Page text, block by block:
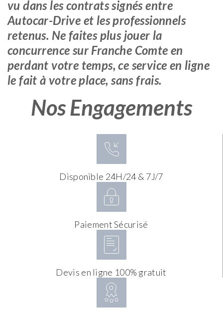
vu dans les contrats signés entre
Autocar-Drive et les professionnels
retenus. Ne faites plus jouer la
concurrence sur Franche Comte en
perdant votre temps, ce service en ligne
le fait à votre place, sans frais.
Nos Engagements
Disponible 24H/24 & 7J/7
Paiement Sécurisé
Devis en ligne 100% gratuit